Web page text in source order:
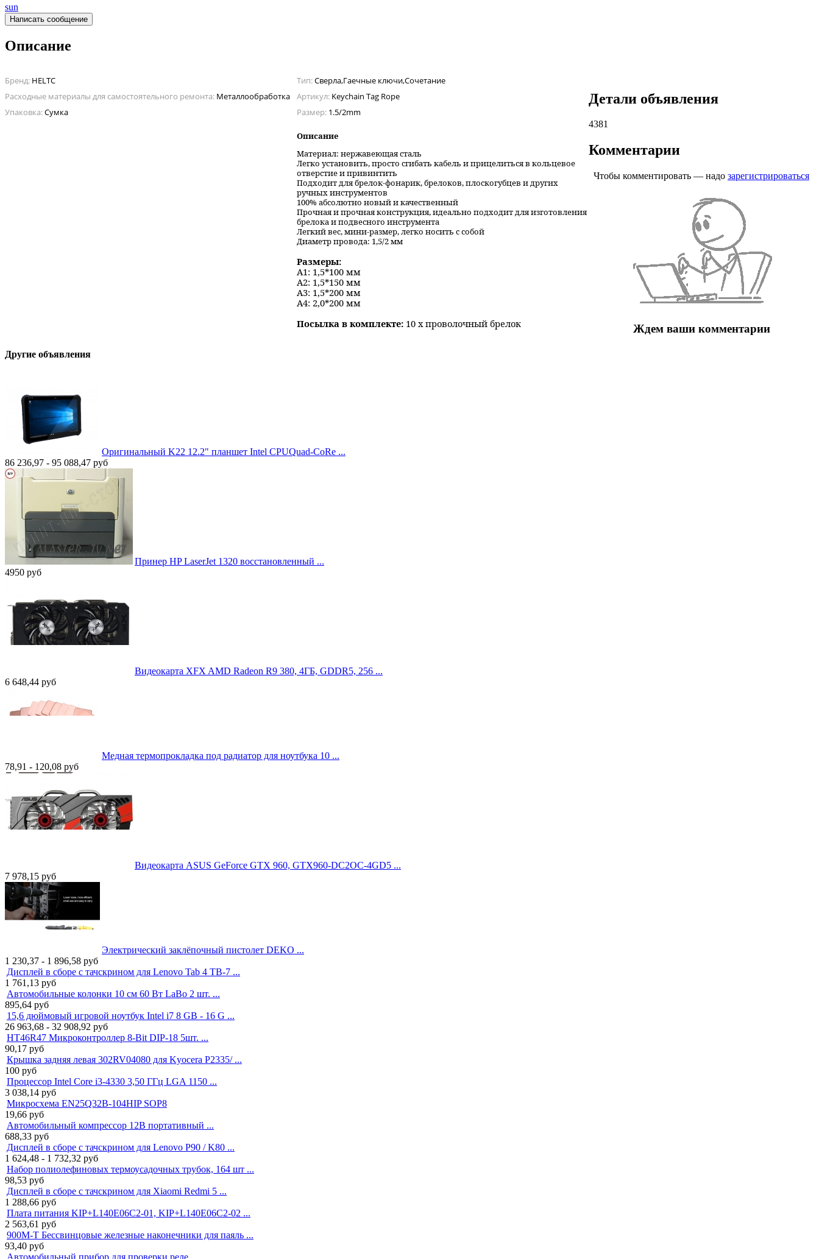
sun
Написать сообщение
Описание
Бренд: HELTC Тип:Сверла,Гаечные ключи,Сочетание
Расходные материалы для самостоятельного ремонта: Металлообработка Артикул: Keychain Tag Rope
Упаковка:Сумка Размер: 1.5/2mm
Описание
Материал: нержавеющая сталь
Легко установить, просто сгибать кабель и прицелиться в кольцевое
отверстие и привинтить
Подходит для брелок-фонарик, брелоков, плоскогубцев и других
ручных инструментов
100% абсолютно новый и качественный
Прочная и прочная конструкция, идеально подходит для изготовления
брелока и подвесного инструмента
Легкий вес, мини-размер, легко носить с собой
Диаметр провода: 1,5/2 мм
Размеры:
A1: 1,5*100 мм
A2: 1,5*150 мм
A3: 1,5*200 мм
A4: 2,0*200 мм
Посылка в комплекте: 10 х проволочный брелок
Детали объявления
4381
Комментарии
Чтобы комментировать — надо зарегистрироваться
Ждем ваши комментарии
Другие объявления
Оригинальный K22 12.2" планшет Intel CPUQuad-CoRe ...
86 236,97 - 95 088,47 руб
Принер HP LaserJet 1320 восстановленный ...
4950 руб
Видеокарта XFX AMD Radeon R9 380, 4ГБ, GDDR5, 256 ...
6 648,44 руб
Медная термопрокладка под радиатор для ноутбука 10 ...
78,91 - 120,08 руб
Видеокарта ASUS GeForce GTX 960, GTX960-DC2OC-4GD5 ...
7 978,15 руб
Электрический заклёпочный пистолет DEKO ...
1 230,37 - 1 896,58 руб
Дисплей в сборе с тачскрином для Lenovo Tab 4 TB-7 ...
1 761,13 руб
Автомобильные колонки 10 см 60 Вт LaBo 2 шт. ...
895,64 руб
15,6 дюймовый игровой ноутбук Intel i7 8 GB - 16 G ...
26 963,68 - 32 908,92 руб
HT46R47 Микроконтроллер 8-Bit DIP-18 5шт. ...
90,17 руб
Крышка задняя левая 302RV04080 для Kyocera P2335/ ...
100 руб
Процессор Intel Core i3-4330 3,50 ГГц LGA 1150 ...
3 038,14 руб
Микросхема EN25Q32B-104HIP SOP8
19,66 руб
Автомобильный компрессор 12В портативный ...
688,33 руб
Дисплей в сборе с тачскрином для Lenovo P90 / K80 ...
1 624,48 - 1 732,32 руб
Набор полиолефиновых термоусадочных трубок, 164 шт ...
98,53 руб
Дисплей в сборе с тачскрином для Xiaomi Redmi 5 ...
1 288,66 руб
Плата питания KIP+L140E06C2-01, KIP+L140E06C2-02 ...
2 563,61 руб
900M-T Бессвинцовые железные наконечники для паяль ...
93,40 руб
Автомобильный прибор для проверки реле ...